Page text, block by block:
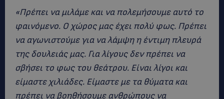
«Πρέπει να μιλάμε και να πολεμήσουμε αυτό το
φαινόμενο. Ο χώρος μας έχει πολύ φως. Πρέπει
να αγωνιστούμε για να λάμψη η έντιμη πλευρά
της δουλειάς μας. Για λίγους δεν πρέπει να
σβήσει το φως του θεάτρου. Είναι λίγοι και
είμαστε χιλιάδες. Είμαστε με τα θύματα και
πρέπει να βοηθήσουμε ανθρώπους να